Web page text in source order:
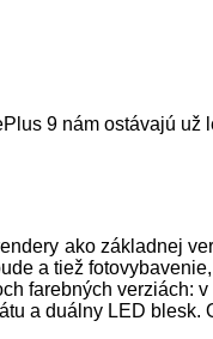
9 nám ostávajú
ako základnej
a tiež
farebných verziách:
a duálny LED